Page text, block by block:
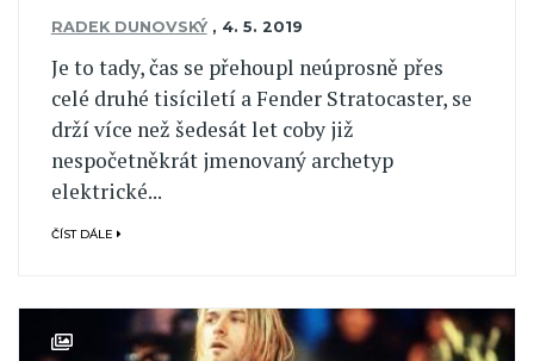
RADEK DUNOVSKÝ , 4. 5. 2019
Je to tady, čas se přehoupl neúprosně přes
celé druhé tisíciletí a Fender Stratocaster, se
drží více než šedesát let coby již
nespočetněkrát jmenovaný archetyp
elektrické...
ČÍST DÁLE